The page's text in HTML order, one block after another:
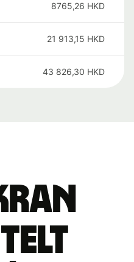
8765,26 HKD
21 913,15 HKD
43 826,30 HKD